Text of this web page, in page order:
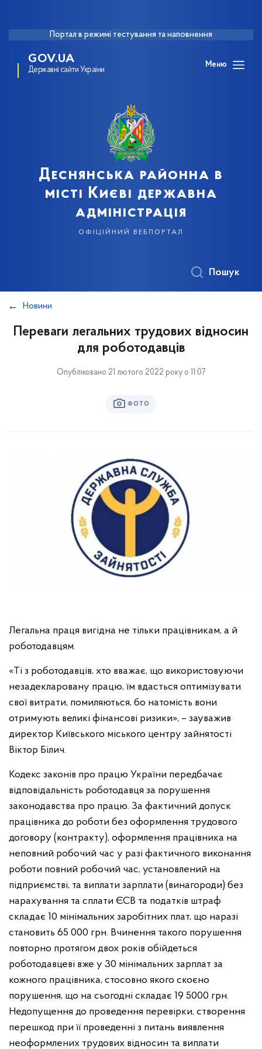
Портал в режимі тестування та наповнення
GOV.UA
Державні сайти України
Меню
Деснянська районна в
місті Києві державна
адміністрація
офіційний вебпортал
Пошук
Новини
Переваги легальних трудових відносин
для роботодавців
Опубліковано 21 лютого 2022 року о 11:07
ФОТО
Легальна праця вигідна не тільки працівникам, а й
роботодавцям.
«Ті з роботодавців, хто вважає, що використовуючи
незадекларовану працю, їм вдасться оптимізувати
свої витрати, помиляються, бо натомість вони
отримують великі фінансові ризики», – зауважив
директор Київського міського центру зайнятості
Віктор Білич.
Кодекс законів про працю України передбачає
відповідальність роботодавця за порушення
законодавства про працю. За фактичний допуск
працівника до роботи без оформлення трудового
договору (контракту), оформлення працівника на
неповний робочий час у разі фактичного виконання
роботи повний робочий час, установлений на
підприємстві, та виплати зарплати (винагороди) без
нарахування та сплати ЄСВ та податків штраф
складає 10 мінімальних заробітних плат, що наразі
становить 65 000 грн. Вчинення такого порушення
повторно протягом двох років обійдеться
роботодавцеві вже у 30 мінімальних зарплат за
кожного працівника, стосовно якого скоєно
порушення, що на сьогодні складає 19 5000 грн.
Недопущення до проведення перевірки, створення
перешкод при її проведенні з питань виявлення
неоформлених трудових відносин та виплати